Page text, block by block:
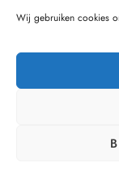
Wij gebruiken cookies
RPR Gent
©